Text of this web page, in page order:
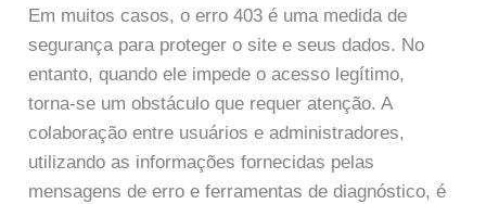
Em muitos casos, o erro 403 é uma medida de
segurança para proteger o site e seus dados. No
entanto, quando ele impede o acesso legítimo,
torna-se um obstáculo que requer atenção. A
colaboração entre usuários e administradores,
utilizando as informações fornecidas pelas
mensagens de erro e ferramentas de diagnóstico, é